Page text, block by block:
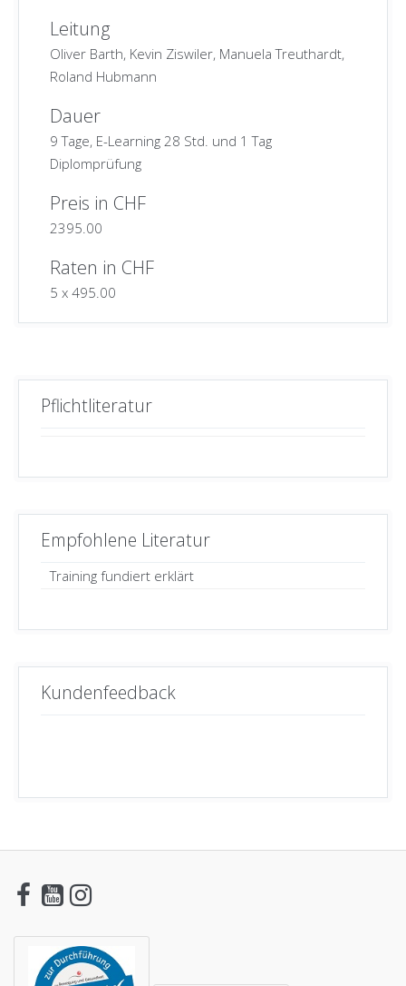
Leitung
Oliver Barth, Kevin Ziswiler, Manuela Treuthardt,
Roland Hubmann
Dauer
9 Tage, E-Learning 28 Std. und 1 Tag
Diplomprüfung
Preis in CHF
2395.00
Raten in CHF
5 x 495.00
Pflichtliteratur
Empfohlene Literatur
Training fundiert erklärt
Kundenfeedback